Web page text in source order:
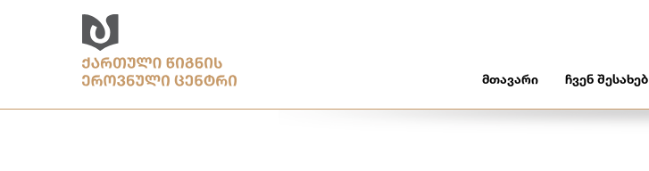
ᲛᲗᲐᲕᲐᲠᲘ ᲩᲕᲔᲜ ᲨᲔᲡᲐᲮᲔᲑ